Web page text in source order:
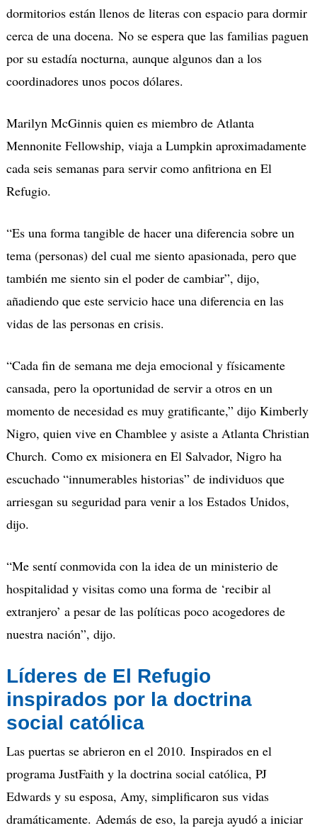
dormitorios están llenos de literas con espacio para dormir
cerca de una docena. No se espera que las familias paguen
por su estadía nocturna, aunque algunos dan a los
coordinadores unos pocos dólares.
Marilyn McGinnis quien es miembro de Atlanta
Mennonite Fellowship, viaja a Lumpkin aproximadamente
cada seis semanas para servir como anfitriona en El
Refugio.
“Es una forma tangible de hacer una diferencia sobre un
tema (personas) del cual me siento apasionada, pero que
también me siento sin el poder de cambiar”, dijo,
añadiendo que este servicio hace una diferencia en las
vidas de las personas en crisis.
“Cada fin de semana me deja emocional y físicamente
cansada, pero la oportunidad de servir a otros en un
momento de necesidad es muy gratificante,” dijo Kimberly
Nigro, quien vive en Chamblee y asiste a Atlanta Christian
Church. Como ex misionera en El Salvador, Nigro ha
escuchado “innumerables historias” de individuos que
arriesgan su seguridad para venir a los Estados Unidos,
dijo.
“Me sentí conmovida con la idea de un ministerio de
hospitalidad y visitas como una forma de ‘recibir al
extranjero’ a pesar de las políticas poco acogedores de
nuestra nación”, dijo.
Líderes de El Refugio
inspirados por la doctrina
social católica
Las puertas se abrieron en el 2010. Inspirados en el
programa JustFaith y la doctrina social católica, PJ
Edwards y su esposa, Amy, simplificaron sus vidas
dramáticamente. Además de eso, la pareja ayudó a iniciar